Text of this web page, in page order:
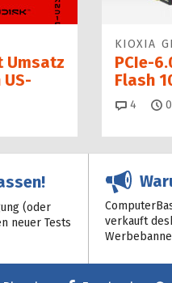
Umsatz
KIOXIA
PCIe-
Flash
4
(oder
neuer Tests
verkauft